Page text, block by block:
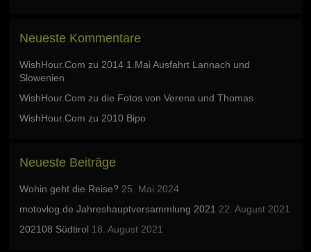
Neueste Kommentare
WishHour.Com zu 2014 1.Mai Ausfahrt Lannach und
Slowenien
WishHour.Com zudie Fotos von Verena und Thomas
WishHour.Com zu 2010 Bipo
Neueste Beiträge
Wohin geht die Reise? 25. Mai 2024
motovlog.de Jahreshauptversammlung 2021 22. August 2021
202108 Südtirol 18. August 2021